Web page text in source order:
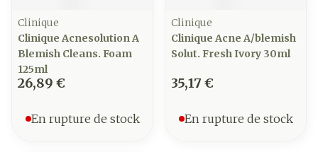
Clinique
Clinique Acnesolution A
Blemish Cleans. Foam
125ml
26,89 €
En rupture de stock
Clinique
Clinique Acne A/blemish
Solut. Fresh Ivory 30ml
35,17 €
En rupture de stock